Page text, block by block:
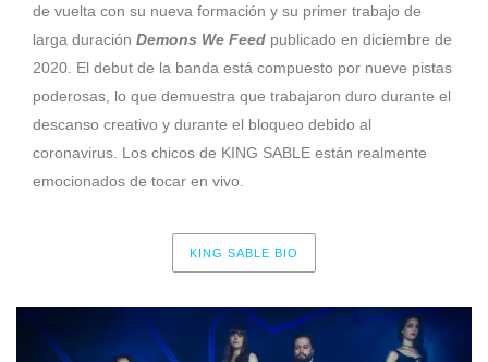
de vuelta con su nueva formación y su primer trabajo de
larga duración Demons We Feed publicado en diciembre de
2020. El debut de la banda está compuesto por nueve pistas
poderosas, lo que demuestra que trabajaron duro durante el
descanso creativo y durante el bloqueo debido al
coronavirus. Los chicos de KING SABLE están realmente
emocionados de tocar en vivo.
KING SABLE BIO